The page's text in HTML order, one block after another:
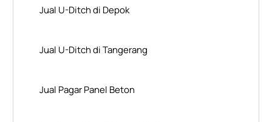
Jual U-Ditch di Depok
Jual U-Ditch di Tangerang
Jual Pagar Panel Beton